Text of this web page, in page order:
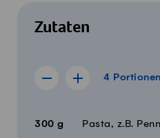
Zutaten
4 Portionen
Rezept für 3
Rezept für 5
4 Portionen
Menge Zutaten
300 g Pasta, z.B.